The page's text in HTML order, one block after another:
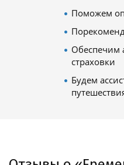
Поможем
Обеспечим
страховки
Будем